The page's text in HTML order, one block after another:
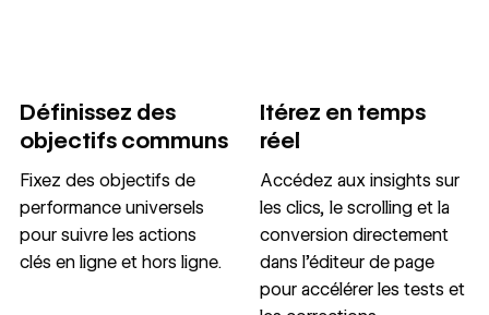
Définissez des
objectifs communs
Fixez des objectifs de
performance universels
pour suivre les actions
clés en ligne et hors ligne.
Itérez en temps
réel
Accédez aux insights sur
les clics, le scrolling et la
conversion directement
dans l’éditeur de page
pour accélérer les tests et